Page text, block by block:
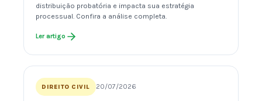
distribuição probatória e impacta sua estratégia
processual. Confira a análise completa.
Ler artigo
DIREITO CIVIL 20/07/2026